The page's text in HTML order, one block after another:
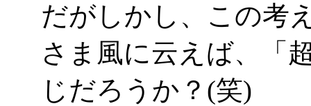
だがしかし、この考
さま風に云えば、「
じだろうか？(笑)